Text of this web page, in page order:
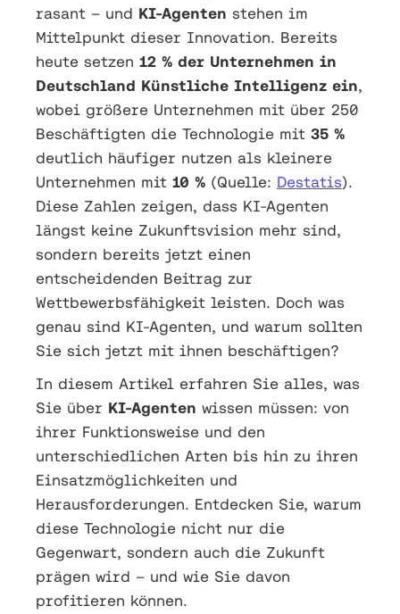
rasant – und KI-Agenten stehen im
Mittelpunkt dieser Innovation. Bereits
heute setzen 12 % der Unternehmen in
Deutschland Künstliche Intelligenz ein,
wobei größere Unternehmen mit über 250
Beschäftigten die Technologie mit 35 %
deutlich häufiger nutzen als kleinere
Unternehmen mit 10 % (Quelle: Destatis).
Diese Zahlen zeigen, dass KI-Agenten
längst keine Zukunftsvision mehr sind,
sondern bereits jetzt einen
entscheidenden Beitrag zur
Wettbewerbsfähigkeit leisten. Doch was
genau sind KI-Agenten, und warum sollten
Sie sich jetzt mit ihnen beschäftigen?
In diesem Artikel erfahren Sie alles, was
Sie über KI-Agenten wissen müssen: von
ihrer Funktionsweise und den
unterschiedlichen Arten bis hin zu ihren
Einsatzmöglichkeiten und
Herausforderungen. Entdecken Sie, warum
diese Technologie nicht nur die
Gegenwart, sondern auch die Zukunft
prägen wird – und wie Sie davon
profitieren können.